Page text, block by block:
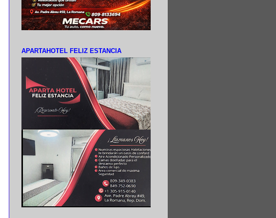
APARTAHOTEL FELIZ ESTANCIA